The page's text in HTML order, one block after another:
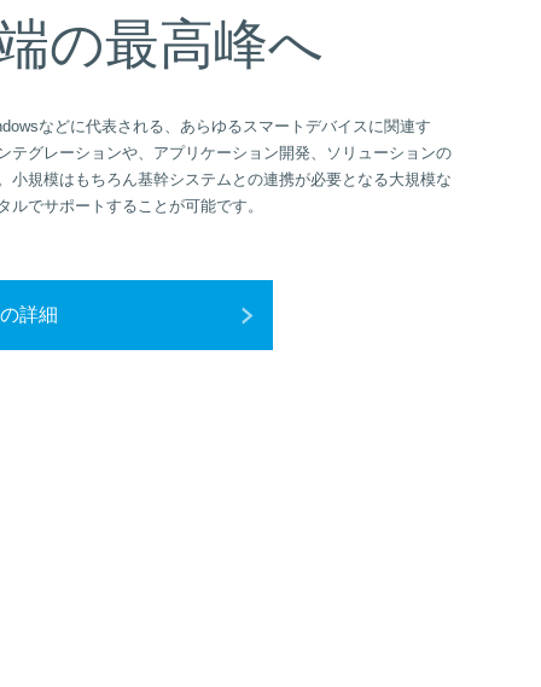
の最高峰へ
などに代表される、あらゆるスマートデバイスに関連す
テグレーションや、アプリケーション開発、ソリューションの
小規模はもちろん基幹システムとの連携が必要となる大規模な
ルでサポートすることが可能です。
詳細